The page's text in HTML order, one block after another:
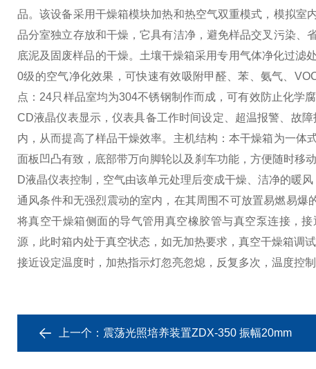
品。该设备采用干燥箱模块加热和热空气双重模式，模拟室
品分室独立存放和干燥，它具有洁净，避免样品交叉污染、
底泥及固废样品的干燥。 土壤干燥箱采用专用气体净化过滤
0级的空气净化效果，可快速有效吸附甲醛、苯、氨气、
点：24只样品室均为304不锈钢制作而成，可有效防止化学
CD液晶仪表显示，仪表具备工作时间设定、超温报警、故
内，从而提高了样品干燥效率。 主机结构：本干燥箱为一体
面板凹凸有致，底部带万向脚轮以及刹车功能，方便随时移动
D液晶仪表控制，空气由该单元处理后变成干燥、洁净的暖
通风条件和无强烈震动的室内，在其周围不可放置易燃易爆
将真空干燥箱侧面的导气管用真空橡胶管与真空泵连接，
源，此时箱内处于真空状态，如无加热要求，真空干燥箱调试
接近设定温度时，加热指示灯忽亮忽熄，反复多次，温度控
上一个： 震荡光照培养装置ZDX-350 振幅20mm